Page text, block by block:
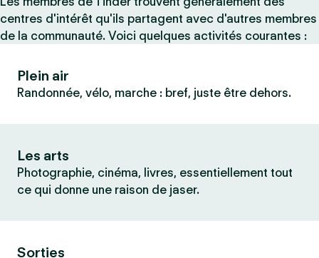
centres d'intérêt qu'ils partagent avec d'autres membres
de la communauté. Voici quelques activités courantes :
Plein air
Randonnée, vélo, marche : bref, juste être dehors.
Les arts
Photographie, cinéma, livres, essentiellement tout
ce qui donne une raison de jaser.
Sorties